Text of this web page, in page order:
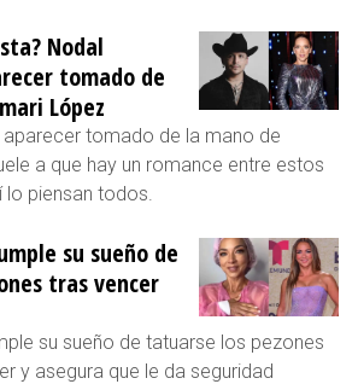
Nodal
tomado de
López
tomado de la mano de
a que hay un romance entre estos
piensan todos.
su sueño de
tras vencer
su sueño de tatuarse los pezones
y asegura que le da seguridad